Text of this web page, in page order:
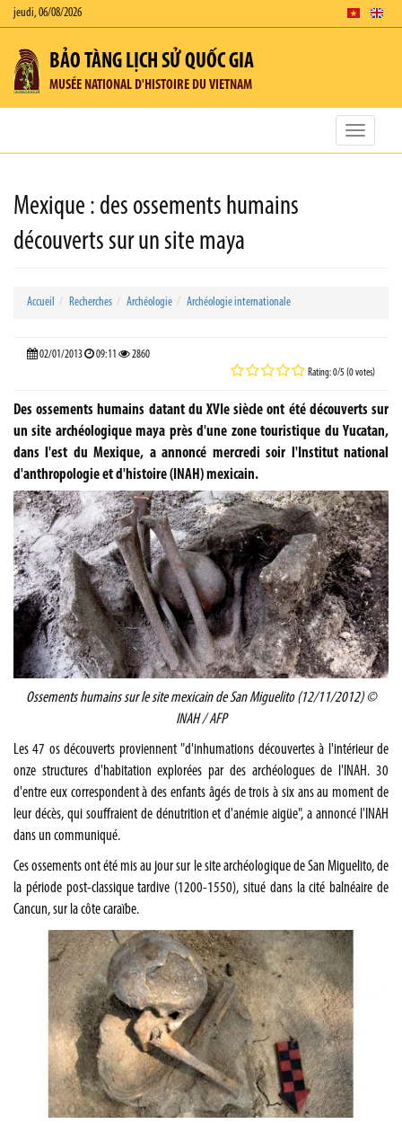
jeudi, 06/08/2026
BẢO TÀNG LỊCH SỬ QUỐC GIA
MUSÉE NATIONAL D'HISTOIRE DU VIETNAM
Toggle
Mexique : des ossements humains
découverts sur un site maya
Accueil Recherches Archéologie Archéologie internationale
02/01/2013 09:11 2860
Rating: 0/5 (0 votes)
Des ossements humains datant du XVIe siècle ont été découverts sur
un site archéologique maya près d'une zone touristique du Yucatan,
dans l'est du Mexique, a annoncé mercredi soir l'Institut national
d'anthropologie et d'histoire (INAH) mexicain.
Ossements humains sur le site mexicain de San Miguelito (12/11/2012) ©
INAH / AFP
Les 47 os découverts proviennent "d'inhumations découvertes à l'intérieur de
onze structures d'habitation explorées par des archéologues de l'INAH. 30
d'entre eux correspondent à des enfants âgés de trois à six ans au moment de
leur décès, qui souffraient de dénutrition et d'anémie aigüe", a annoncé l'INAH
dans un communiqué.
Ces ossements ont été mis au jour sur le site archéologique de San Miguelito, de
la période post-classique tardive (1200-1550), situé dans la cité balnéaire de
Cancun, sur la côte caraïbe.